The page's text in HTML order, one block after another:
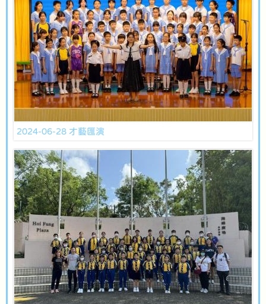
2024-06-28 才藝匯演